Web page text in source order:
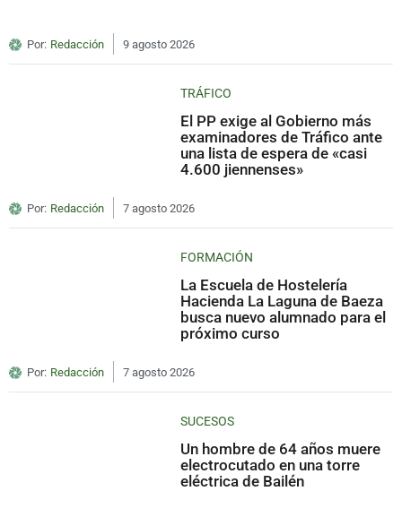
Por: Redacción 9 agosto 2026
TRÁFICO
El PP exige al Gobierno más
examinadores de Tráfico ante
una lista de espera de «casi
4.600 jiennenses»
Por: Redacción 7 agosto 2026
FORMACIÓN
La Escuela de Hostelería
Hacienda La Laguna de Baeza
busca nuevo alumnado para el
próximo curso
Por: Redacción 7 agosto 2026
SUCESOS
Un hombre de 64 años muere
electrocutado en una torre
eléctrica de Bailén